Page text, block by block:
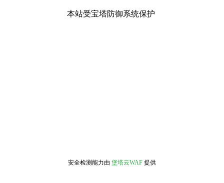
本站受宝塔防御系统保护
安全检测能力由 堡塔云WAF 提供